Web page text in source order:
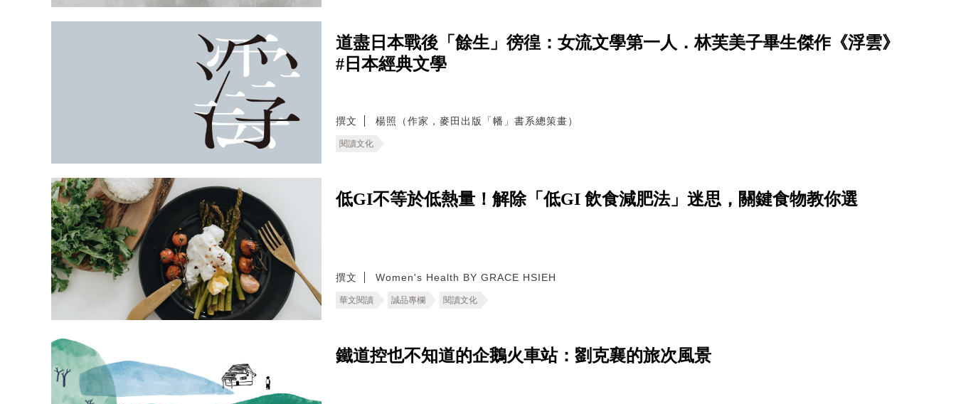
道盡日本戰後「餘生」徬徨：女流文學第一人．林芙美子畢生傑作《浮雲》
#日本經典文學
撰文 楊照（作家，麥田出版「幡」書系總策畫）
閱讀文化
低GI不等於低熱量！解除「低GI 飲食減肥法」迷思，關鍵食物教你選
撰文 Women's Health BY GRACE HSIEH
華文閱讀 誠品專欄 閱讀文化
鐵道控也不知道的企鵝火車站：劉克襄的旅次風景